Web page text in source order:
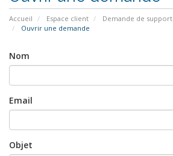
Accueil Espace client
Demande de support
Ouvrir une demande
Nom
Email
Objet